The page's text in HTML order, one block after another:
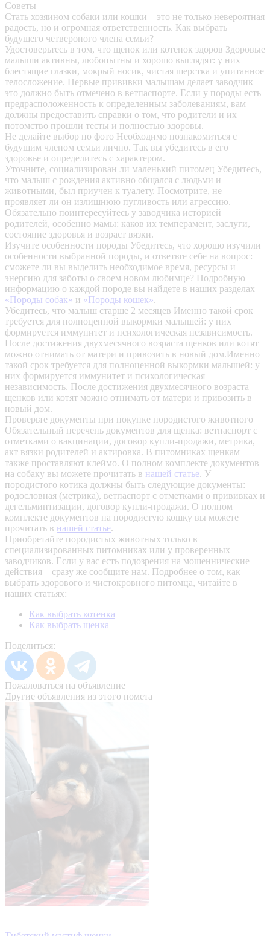
Советы
Стать хозяином собаки или кошки – это не только невероятная
радость, но и огромная ответственность. Как выбрать
будущего четвероного члена семьи?
Удостоверьтесь в том, что щенок или котенок здоров Здоровые
малыши активны, любопытны и хорошо выглядят: у них
блестящие глазки, мокрый носик, чистая шерстка и упитанное
телосложение. Первые прививки малышам делает заводчик –
это должно быть отмечено в ветпаспорте. Если у породы есть
предрасположенность к определенным заболеваниям, вам
должны предоставить справки о том, что родители и их
потомство прошли тесты и полностью здоровы.
Не делайте выбор по фото Необходимо познакомиться с
будущим членом семьи лично. Так вы убедитесь в его
здоровье и определитесь с характером.
Уточните, социализирован ли маленький питомец Убедитесь,
что малыш с рождения активно общался с людьми и
животными, был приучен к туалету. Посмотрите, не
проявляет ли он излишнюю пугливость или агрессию.
Обязательно поинтересуйтесь у заводчика историей
родителей, особенно мамы: каков их темперамент, заслуги,
состояние здоровья и возраст вязки.
Изучите особенности породы Убедитесь, что хорошо изучили
особенности выбранной породы, и ответьте себе на вопрос:
сможете ли вы выделить необходимое время, ресурсы и
энергию для заботы о своем новом любимце? Подробную
информацию о каждой породе вы найдете в наших разделах
«Породы собак» и «Породы кошек».
Убедитесь, что малыш старше 2 месяцев Именно такой срок
требуется для полноценной выкормки малышей: у них
формируется иммунитет и психологическая независимость.
После достижения двухмесячного возраста щенков или котят
можно отнимать от матери и привозить в новый дом.Именно
такой срок требуется для полноценной выкормки малышей: у
них формируется иммунитет и психологическая
независимость. После достижения двухмесячного возраста
щенков или котят можно отнимать от матери и привозить в
новый дом.
Проверьте документы при покупке породистого животного
Обязательный перечень документов для щенка: ветпаспорт с
отметками о вакцинации, договор купли-продажи, метрика,
акт вязки родителей и актировка. В питомниках щенкам
также проставляют клеймо. О полном комплекте документов
на собаку вы можете прочитать в нашей статье. У
породистого котика должны быть следующие документы:
родословная (метрика), ветпаспорт с отметками о прививках и
дегельминтизации, договор купли-продажи. О полном
комплекте документов на породистую кошку вы можете
прочитать в нашей статье.
Приобретайте породистых животных только в
специализированных питомниках или у проверенных
заводчиков. Если у вас есть подозрения на мошеннические
действия – сразу же сообщите нам. Подробнее о том, как
выбрать здорового и чистокровного питомца, читайте в
наших статьях:
Как выбрать котенка
Как выбрать щенка
Поделиться:
Пожаловаться на объявление
Другие объявления из этого помета